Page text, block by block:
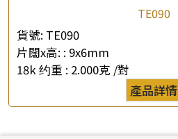
TE090
貨號: TE090
片闊x高: : 9x6mm
18k 约重 : 2.000克 /對
產品詳情